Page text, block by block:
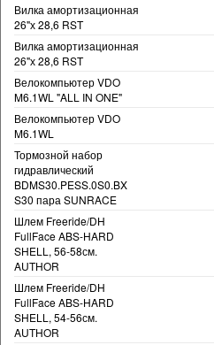
Вилка амортизационная
26"х 28,6 RST
Вилка амортизационная
26"х 28,6 RST
Велокомпьютер VDO
M6.1WL "ALL IN ONE"
Велокомпьютер VDO
M6.1WL
Тормозной набор
гидравлический
BDMS30.PESS.0S0.BX
S30 пара SUNRACE
Шлем Freeride/DH
FullFace ABS-HARD
SHELL, 56-58см.
AUTHOR
Шлем Freeride/DH
FullFace ABS-HARD
SHELL, 54-56см.
AUTHOR